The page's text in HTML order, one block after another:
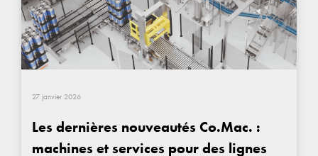
27 janvier 2026
Les dernières nouveautés Co.Mac. :
machines et services pour des lignes